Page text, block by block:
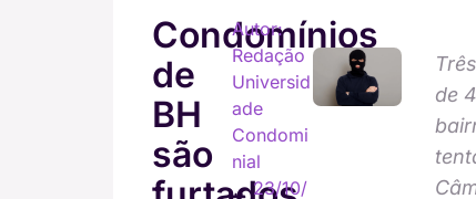
Condomínios
de
BH
são
Autor:
Redação
Universid
ade
Condomi
nial
23/10/
de